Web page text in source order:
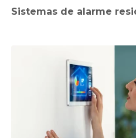
Sistemas de alarme